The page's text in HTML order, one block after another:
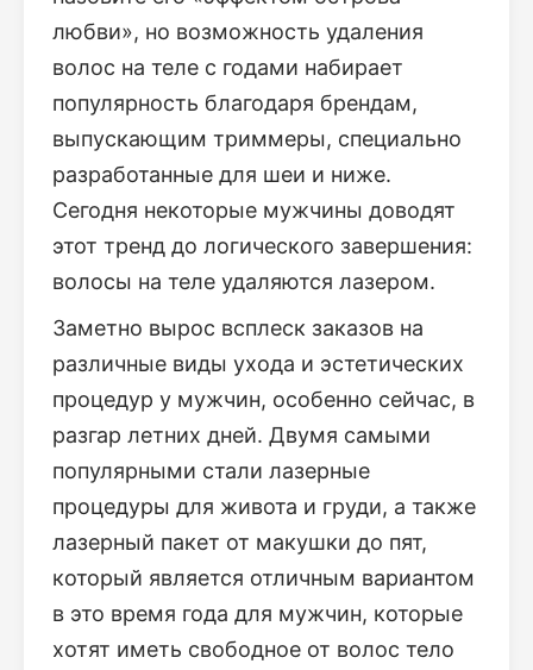
любви», но возможность удаления
волос на теле с годами набирает
популярность благодаря брендам,
выпускающим триммеры, специально
разработанные для шеи и ниже.
Сегодня некоторые мужчины доводят
этот тренд до логического завершения:
волосы на теле удаляются лазером.
Заметно вырос всплеск заказов на
различные виды ухода и эстетических
процедур у мужчин, особенно сейчас, в
разгар летних дней. Двумя самыми
популярными стали лазерные
процедуры для живота и груди, а также
лазерный пакет от макушки до пят,
который является отличным вариантом
в это время года для мужчин, которые
хотят иметь свободное от волос тело